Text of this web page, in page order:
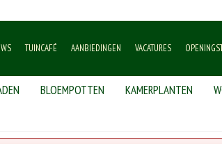
TUINCAFÉ AANBIEDINGEN VACATURES
BLOEMPOTTEN KAMERPLANTEN